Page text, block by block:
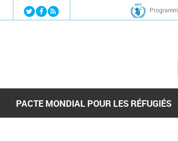
Jump to navigation
PACTE MONDIAL POUR LES RÉFUGIÉS